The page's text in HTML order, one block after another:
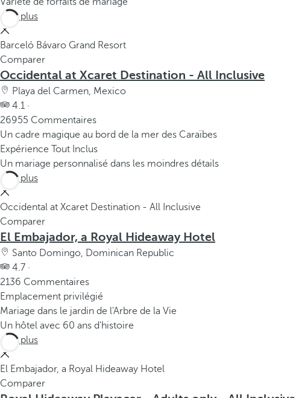
Voir plus
Barceló Bávaro Grand Resort
Comparer
Occidental at Xcaret Destination - All Inclusive
Playa del Carmen, Mexico
4.1 ·
26955 Commentaires
Un cadre magique au bord de la mer des Caraïbes
Expérience Tout Inclus
Un mariage personnalisé dans les moindres détails
Voir plus
Occidental at Xcaret Destination - All Inclusive
Comparer
El Embajador, a Royal Hideaway Hotel
Santo Domingo, Dominican Republic
4.7 ·
2136 Commentaires
Emplacement privilégié
Mariage dans le jardin de l'Arbre de la Vie
Un hôtel avec 60 ans d'histoire
Voir plus
El Embajador, a Royal Hideaway Hotel
Comparer